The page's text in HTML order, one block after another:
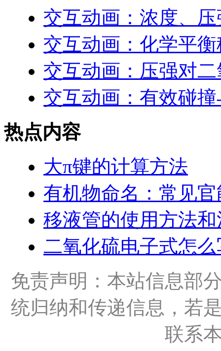
交互动画：浓度、
交互动画：化学平
交互动画：压强对
交互动画：有效碰
热点内容
大π键的计算方法
有机物命名：常见
移液管的使用方法
二氧化硫电子式怎
免责声明：本站信息部
统归纳和传递信息，若
联系